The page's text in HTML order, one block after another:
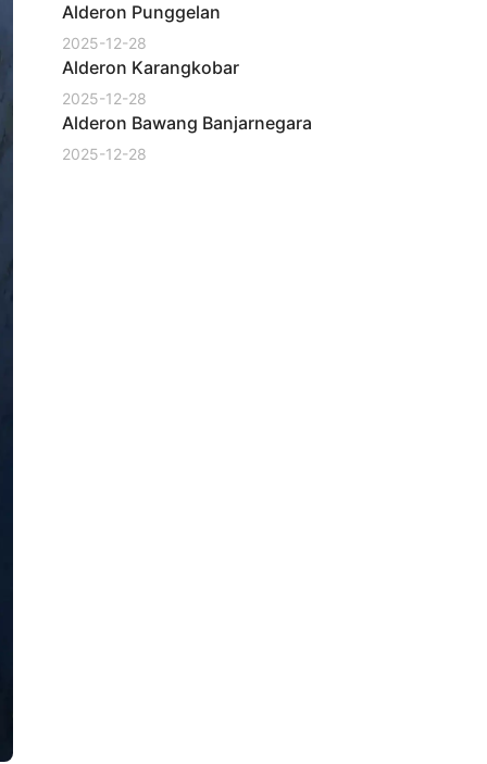
Alderon Punggelan
2025-12-28
Alderon Karangkobar
2025-12-28
Alderon Bawang Banjarnegara
2025-12-28